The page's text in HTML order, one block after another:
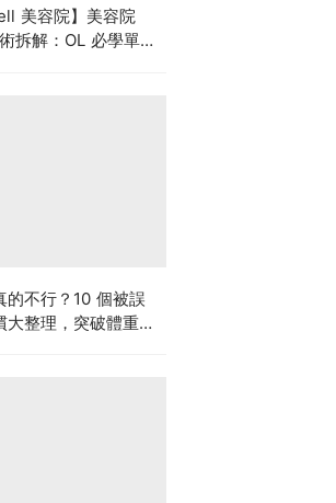
美容院】美容院
拆解：OL 必學單次
的不行？10 個被誤
大整理，突破體重停